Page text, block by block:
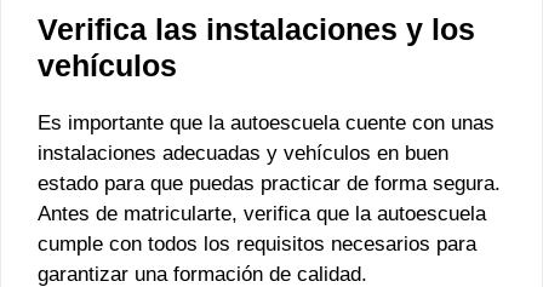
Verifica las instalaciones y los
vehículos
Es importante que la autoescuela cuente con unas
instalaciones adecuadas y vehículos en buen
estado para que puedas practicar de forma segura.
Antes de matricularte, verifica que la autoescuela
cumple con todos los requisitos necesarios para
garantizar una formación de calidad.